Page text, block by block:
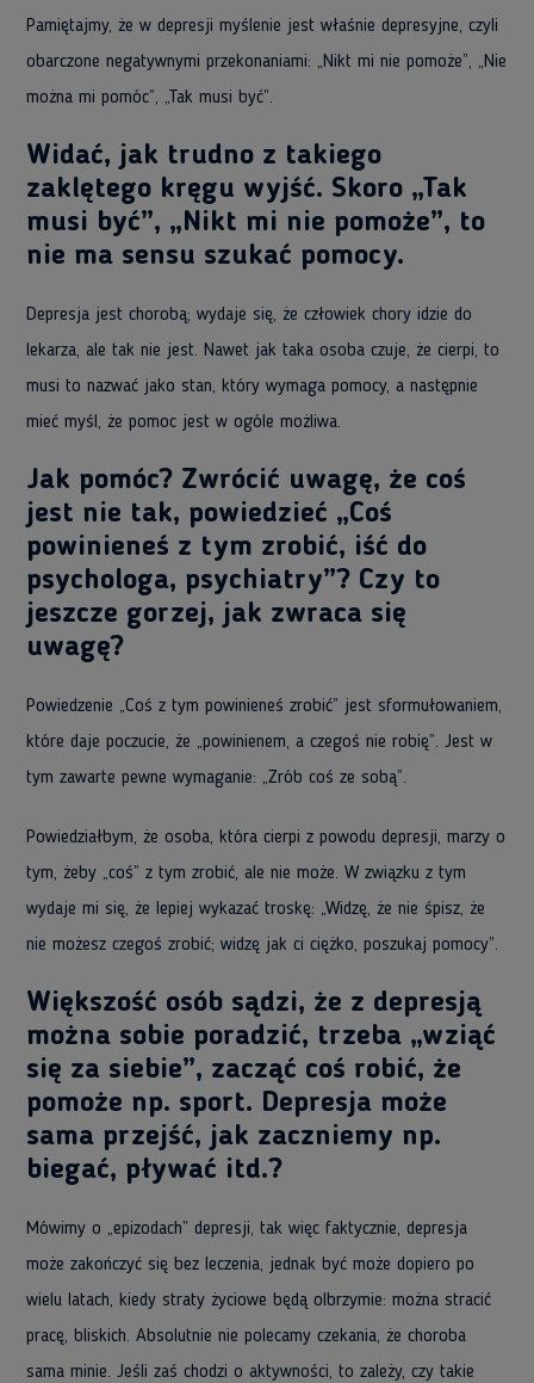
Pamiętajmy, że w depresji myślenie jest właśnie depresyjne, czyli
obarczone negatywnymi przekonaniami: „Nikt mi nie pomoże”, „Nie
można mi pomóc”, „Tak musi być”.
Widać, jak trudno z takiego
zaklętego kręgu wyjść. Skoro „Tak
musi być”, „Nikt mi nie pomoże”, to
nie ma sensu szukać pomocy.
Depresja jest chorobą; wydaje się, że człowiek chory idzie do
lekarza, ale tak nie jest. Nawet jak taka osoba czuje, że cierpi, to
musi to nazwać jako stan, który wymaga pomocy, a następnie
mieć myśl, że pomoc jest w ogóle możliwa.
Jak pomóc? Zwrócić uwagę, że coś
jest nie tak, powiedzieć „Coś
powinieneś z tym zrobić, iść do
psychologa, psychiatry”? Czy to
jeszcze gorzej, jak zwraca się
uwagę?
Powiedzenie „Coś z tym powinieneś zrobić” jest sformułowaniem,
które daje poczucie, że „powinienem, a czegoś nie robię”. Jest w
tym zawarte pewne wymaganie: „Zrób coś ze sobą”.
Powiedziałbym, że osoba, która cierpi z powodu depresji, marzy o
tym, żeby „coś” z tym zrobić, ale nie może. W związku z tym
wydaje mi się, że lepiej wykazać troskę: „Widzę, że nie śpisz, że
nie możesz czegoś zrobić; widzę jak ci ciężko, poszukaj pomocy”.
Większość osób sądzi, że z depresją
można sobie poradzić, trzeba „wziąć
się za siebie”, zacząć coś robić, że
pomoże np. sport. Depresja może
sama przejść, jak zaczniemy np.
biegać, pływać itd.?
Mówimy o „epizodach” depresji, tak więc faktycznie, depresja
może zakończyć się bez leczenia, jednak być może dopiero po
wielu latach, kiedy straty życiowe będą olbrzymie: można stracić
pracę, bliskich. Absolutnie nie polecamy czekania, że choroba
sama minie. Jeśli zaś chodzi o aktywności, to zależy, czy takie